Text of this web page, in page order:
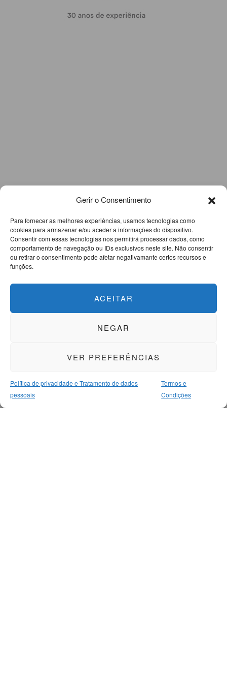
Gerir o Consentimento
Para fornecer as melhores experiências, usamos tecnologias como
cookies para armazenar e/ou aceder a informações do dispositivo.
Consentir com essas tecnologias nos permitirá processar dados, como
comportamento de navegação ou IDs exclusivos neste site. Não consentir
ou retirar o consentimento pode afetar negativamante certos recursos e
funções.
ACEITAR
NEGAR
VER PREFERÊNCIAS
Política de privacidade e Tratamento de dados
pessoais
Termos e
Condições